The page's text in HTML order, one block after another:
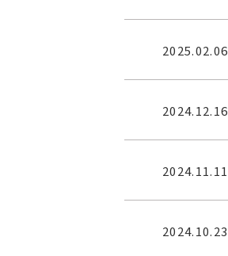
2025.02.06
2024.12.16
2024.11.11
2024.10.23